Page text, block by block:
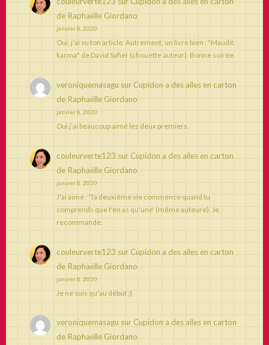
de Raphaëlle Giordano
janvier 8, 2020
Oui, j'ai vu ton article. Autrement, un livre bien : "Maudit
karma" de David Safier (chouette auteur). Bonne soirée
veroniquemasagu sur Cupidon a des ailes en carton
de Raphaëlle Giordano
janvier 8, 2020
Oui j’ai beaucoup aimé les deux premiers.
couleurverte123 sur Cupidon a des ailes en carton
de Raphaëlle Giordano
janvier 8, 2020
J'ai aimé : 'Ta deuxième vie commence quand tu
comprends que t'en as qu'une' (même auteure). Je
recommande.
couleurverte123 sur Cupidon a des ailes en carton
de Raphaëlle Giordano
janvier 8, 2020
Je ne suis qu'au début ;)
veroniquemasagu sur Cupidon a des ailes en carton
de Raphaëlle Giordano